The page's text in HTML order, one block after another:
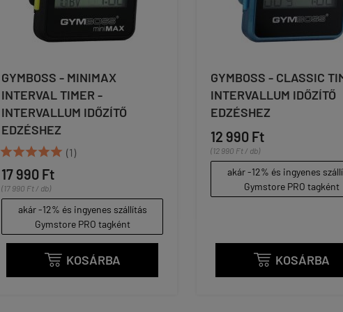
GYMBOSS - MINIMAX
INTERVAL TIMER -
INTERVALLUM IDŐZÍTŐ
EDZÉSHEZ
 (1)
17 990 Ft
(17 990 Ft / db)
akár -12% és ingyenes szállítás
Gymstore PRO tagként
 KOSÁRBA
GYMBOSS - CLASSIC
INTERVALLUM IDŐZÍTŐ
EDZÉSHEZ
12 990 Ft
(12 990 Ft / db)
akár -12% és ingyenes
Gymstore PRO tagként
 KOSÁRBA